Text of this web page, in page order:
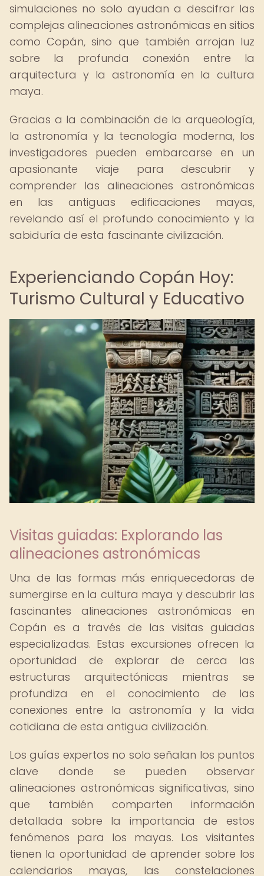
simulaciones no solo ayudan a descifrar las
complejas alineaciones astronómicas en sitios
como Copán, sino que también arrojan luz
sobre la profunda conexión entre la
arquitectura y la astronomía en la cultura
maya.
Gracias a la combinación de la arqueología,
la astronomía y la tecnología moderna, los
investigadores pueden embarcarse en un
apasionante viaje para descubrir y
comprender las alineaciones astronómicas
en las antiguas edificaciones mayas,
revelando así el profundo conocimiento y la
sabiduría de esta fascinante civilización.
Experienciando Copán Hoy:
Turismo Cultural y Educativo
Visitas guiadas: Explorando las
alineaciones astronómicas
Una de las formas más enriquecedoras de
sumergirse en la cultura maya y descubrir las
fascinantes alineaciones astronómicas en
Copán es a través de las visitas guiadas
especializadas. Estas excursiones ofrecen la
oportunidad de explorar de cerca las
estructuras arquitectónicas mientras se
profundiza en el conocimiento de las
conexiones entre la astronomía y la vida
cotidiana de esta antigua civilización.
Los guías expertos no solo señalan los puntos
clave donde se pueden observar
alineaciones astronómicas significativas, sino
que también comparten información
detallada sobre la importancia de estos
fenómenos para los mayas. Los visitantes
tienen la oportunidad de aprender sobre los
calendarios mayas, las constelaciones